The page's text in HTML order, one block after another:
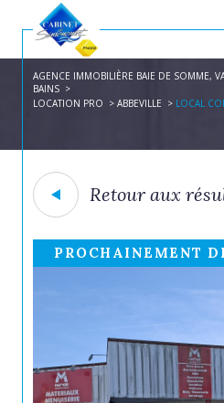
AGENCE IMMOBILIÈRE BAIE DE SOMME,
BAINS
LOCATION PRO
ABBEVILLE LOCAL
Retour aux
PROCHAINEMENT